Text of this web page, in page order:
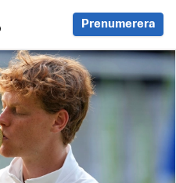
Prenumerera